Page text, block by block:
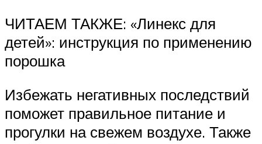
ЧИТАЕМ ТАКЖЕ: «Линекс для
детей»: инструкция по применению
порошка
Избежать негативных последствий
поможет правильное питание и
прогулки на свежем воздухе. Также